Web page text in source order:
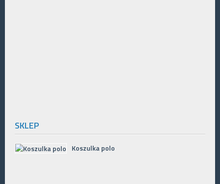
SKLEP
Koszulka polo